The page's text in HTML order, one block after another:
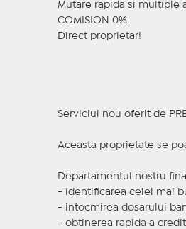
Mutare rapida si multiple
COMISION 0%.
Direct proprietar!
Serviciul nou oferit de
Aceasta proprietate se
Departamentul nostru
- identificarea celei mai
- intocmirea dosarului
- obtinerea rapida a